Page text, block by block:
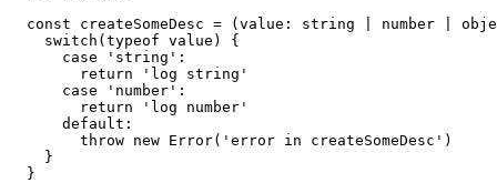
const createSomeDesc = (value: string | number |
    switch(typeof value) {
      case 'string':
        return 'log string'
      case 'number':
        return 'log number'
      default:
        throw new Error('error in createSomeDesc')
    }
  }